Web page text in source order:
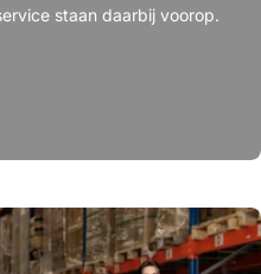
staan daarbij voorop.